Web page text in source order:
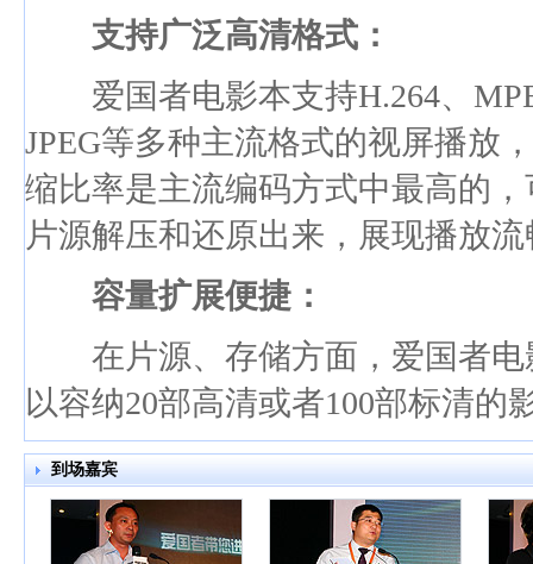
支持广泛高清格式：
爱国者电影本支持H.264、
JPEG等多种主流格式的视屏播放
缩比率是主流编码方式中最高的
片源解压和还原出来，展现播放
容量扩展便捷：
在片源、存储方面，爱国者电
以容纳20部高清或者100部标清的
到场嘉宾